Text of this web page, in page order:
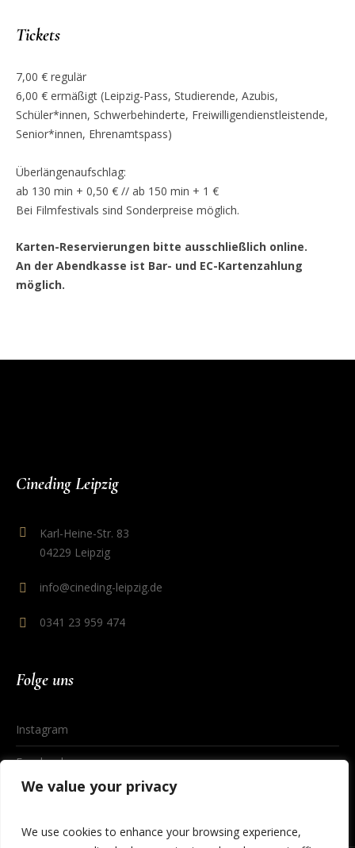
We value your privacy
We use cookies to enhance your browsing experience,
Tickets
7,00 € regulär
6,00 € ermäßigt (Leipzig-Pass, Studierende, Azubis,
Schüler*innen, Schwerbehinderte, Freiwilligendienstleistende,
Senior*innen, Ehrenamtspass)
Überlängenaufschlag:
ab 130 min + 0,50 € // ab 150 min + 1 €
Bei Filmfestivals sind Sonderpreise möglich.
Karten-Reservierungen bitte ausschließlich online.
An der Abendkasse ist Bar- und EC-Kartenzahlung
möglich.
Cineding Leipzig
Karl-Heine-Str. 83
04229 Leipzig
info@cineding-leipzig.de
0341 23 959 474
Folge uns
Instagram
Facebook